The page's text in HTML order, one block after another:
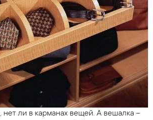
ли в карманах вещей. А вешалка –